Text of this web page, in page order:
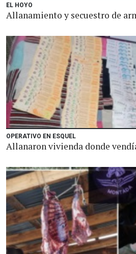
EL HOYO
Allanamiento y secuestro de
OPERATIVO EN ESQUEL
Allanaron vivienda donde